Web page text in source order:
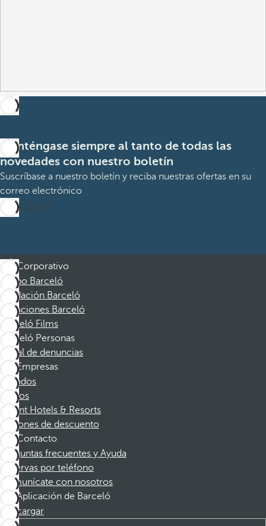
Manténgase siempre al tanto de todas las
novedades con nuestro boletín
Suscríbase a nuestro boletín y reciba nuestras ofertas en su
correo electrónico
Suscribirme
Corporativo
Grupo Barceló
Fundación Barceló
Vacaciones Barceló
Barceló Films
Barceló Personas
Canal de denuncias
Empresas
Afiliados
Socios
Dorint Hotels & Resorts
Cupones de descuento
Contacto
Preguntas frecuentes y Ayuda
Reservas por teléfono
Comunícate con nosotros
Aplicación de Barceló
Descargar